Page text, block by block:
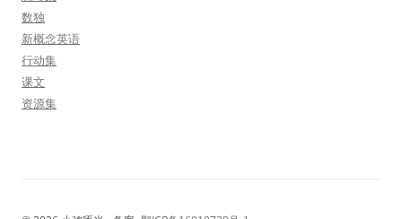
数独
新概念英语
行动集
课文
资源集